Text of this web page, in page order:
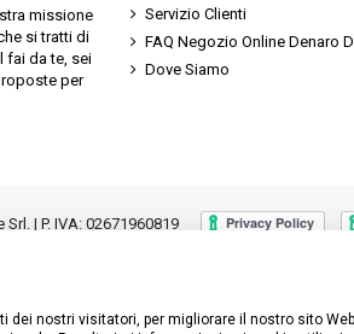
missione
si tratti di
fai da te, sei
per
Servizio Clienti
FAQ Negozio Online Denaro
Dove Siamo
| P. IVA: 02671960819
dei nostri visitatori, per migliorare il nostro sito